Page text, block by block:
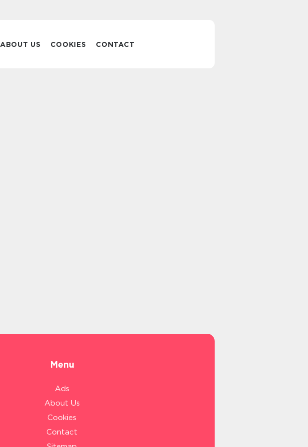
ABOUT US COOKIES CONTACT
Menu
Ads
About Us
Cookies
Contact